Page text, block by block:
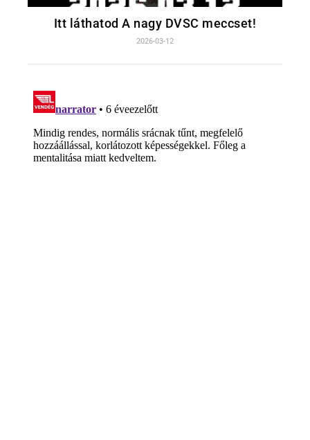
Itt láthatod A nagy DVSC meccset!
2026-03-12